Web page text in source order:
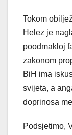
Tokom
Helez je
poodmakloj
zakonom
BiH ima
svijeta, a
doprinosa
Podsjetimo,